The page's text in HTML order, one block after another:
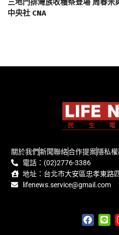
三地門排灣族收穫祭登場 周春
中央社 CNA
關於我們新聞聯絡合作提案隱私
電話：(02)2776-3386
地址：台北市大安區忠孝東路
lifenews.service@gmail.com